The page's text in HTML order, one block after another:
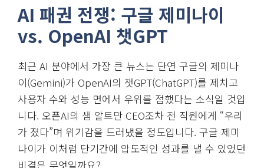
AI 패권 전쟁: 구글 제미나이
vs. OpenAI 챗GPT
최근 AI 분야에서 가장 큰 뉴스는 단연 구글의 제미나
이(Gemini)가 OpenAI의 챗GPT(ChatGPT)를 제치고
사용자 수와 성능 면에서 우위를 점했다는 소식일 것입
니다. 오픈AI의 샘 알트만 CEO조차 전 직원에게 “우리
가 졌다”며 위기감을 드러냈을 정도입니다. 구글 제미
나이가 이처럼 단기간에 압도적인 성과를 낼 수 있었던
비결은 무엇일까요?